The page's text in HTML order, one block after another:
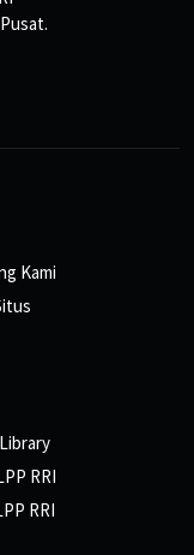
Kami
RRI
RRI